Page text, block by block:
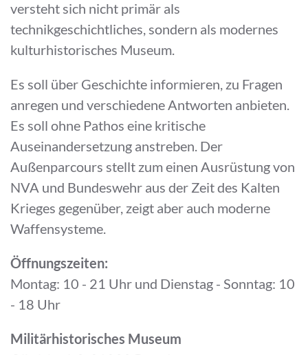
versteht sich nicht primär als
technikgeschichtliches, sondern als modernes
kulturhistorisches Museum.
Es soll über Geschichte informieren, zu Fragen
anregen und verschiedene Antworten anbieten.
Es soll ohne Pathos eine kritische
Auseinandersetzung anstreben. Der
Außenparcours stellt zum einen Ausrüstung von
NVA und Bundeswehr aus der Zeit des Kalten
Krieges gegenüber, zeigt aber auch moderne
Waffensysteme.
Öffnungszeiten:
Montag: 10 - 21 Uhr und Dienstag - Sonntag: 10
- 18 Uhr
Militärhistorisches Museum